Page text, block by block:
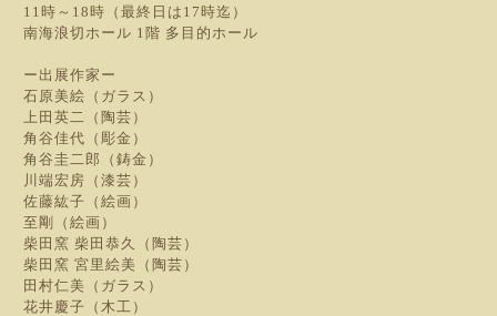
11時～18時（最終日は17時迄）
南海浪切ホール 1階 多目的ホール
ー出展作家ー
石原美絵（ガラス）
上田英二（陶芸）
角谷佳代（彫金）
角谷圭二郎（鋳金）
川端宏房（漆芸）
佐藤紘子（絵画）
至剛（絵画）
柴田窯 柴田恭久（陶芸）
柴田窯 宮里絵美（陶芸）
田村仁美（ガラス）
花井慶子（木工）